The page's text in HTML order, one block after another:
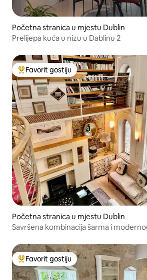
Početna stranica u mjestu Dublin
Prelijepa kuća u nizu u Dablinu 2
Glavni favorit gostiju
Favorit gostiju
Početna stranica u mjestu Dublin
Savršena kombinacija šarma i
Glavni favorit gostiju
Favorit gostiju